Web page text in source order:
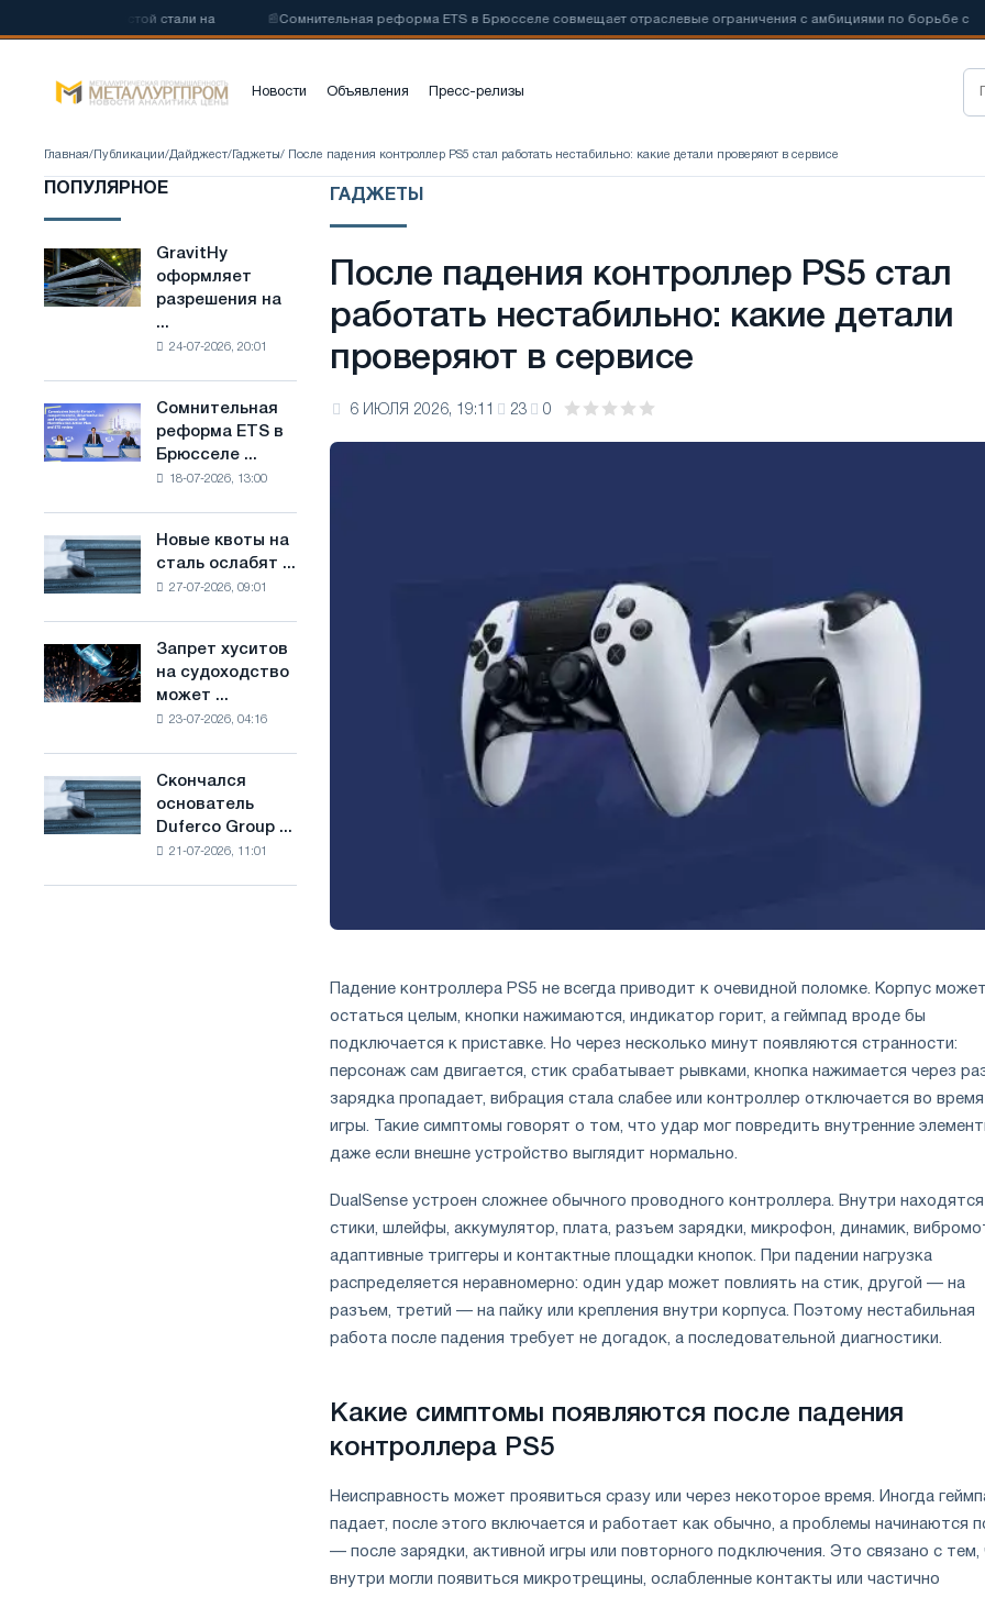
стали на 📰Сомнительная реформа ETS в Брюсселе совмещает отраслевые ограничения с амбициями по борьбе с 📰
Новости Объявления Пресс-релизы
Главная/ Публикации/Дайджест/ Гаджеты/ После падения контроллер PS5 стал работать нестабильно: какие детали проверяют в сервисе
ПОПУЛЯРНОЕ
GravitHy
оформляет
разрешения
строительство
производству
низкоуглеродистой
основе
водорода
Франции
GravitHy
оформляет
разрешения на
...
24-07-2026, 20:01
Сомнительная
реформа
ETS
отраслевые
ограничения
амбициями
по
борьбе
с
Сомнительная
реформа ETS в
Брюсселе ...
18-07-2026, 13:00
Новые
квоты
на
конкуренцию
в
Новые квоты на
сталь ослабят ...
27-07-2026, 09:01
Запрет
хуситов
на
импорт
Саудовской
Запрет хуситов
на судоходство
может ...
23-07-2026, 04:16
Скончался
основатель
Duferco
Скончался
основатель
Duferco Group ...
21-07-2026, 11:01
ГАДЖЕТЫ
После падения контроллер PS5 стал
работать нестабильно: какие детали
проверяют в сервисе
6 ИЮЛЯ 2026, 19:11 23 0
Падение контроллера PS5 не всегда приводит к очевидной поломке. Корпус может
остаться целым, кнопки нажимаются, индикатор горит, а геймпад вроде бы
подключается к приставке. Но через несколько минут появляются странности:
персонаж сам двигается, стик срабатывает рывками, кнопка нажимается через
зарядка пропадает, вибрация стала слабее или контроллер отключается во время
игры. Такие симптомы говорят о том, что удар мог повредить внутренние
даже если внешне устройство выглядит нормально.
DualSense устроен сложнее обычного проводного контроллера. Внутри находятся
стики, шлейфы, аккумулятор, плата, разъем зарядки, микрофон, динамик,
адаптивные триггеры и контактные площадки кнопок. При падении нагрузка
распределяется неравномерно: один удар может повлиять на стик, другой — на
разъем, третий — на пайку или крепления внутри корпуса. Поэтому нестабильная
работа после падения требует не догадок, а последовательной диагностики.
Какие симптомы появляются после падения
контроллера PS5
Неисправность может проявиться сразу или через некоторое время. Иногда
падает, после этого включается и работает как обычно, а проблемы начинаются
— после зарядки, активной игры или повторного подключения. Это связано с тем,
внутри могли появиться микротрещины, ослабленные контакты или частично